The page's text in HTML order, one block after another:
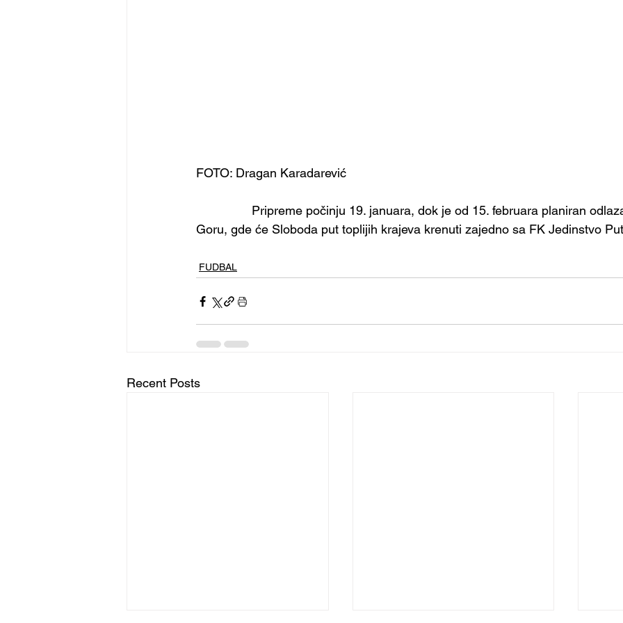
FOTO: Dragan Karadarević
Goru, gde će Sloboda put toplijih krajeva krenuti zajedno sa FK Jedinstvo
FUDBAL
Recent Posts